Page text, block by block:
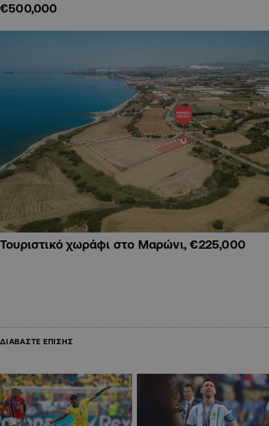
€500,000
Τουριστικό χωράφι στο Μαρώνι, €225,000
ΔΙΑΒΑΣΤΕ ΕΠΙΣΗΣ